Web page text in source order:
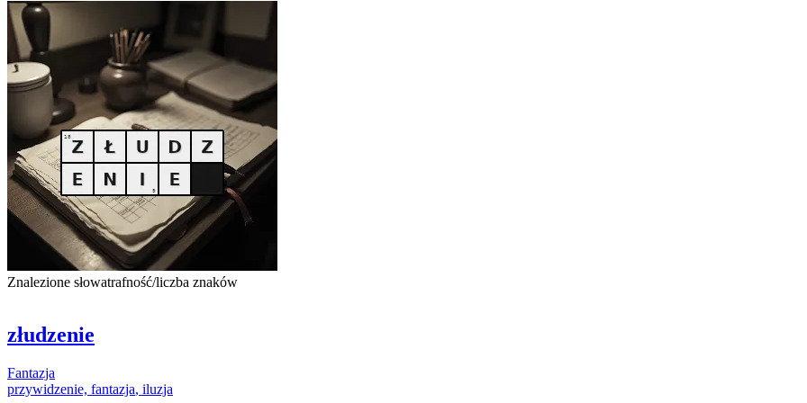
Znalezione słowatrafność/liczba znaków
złudzenie
Fantazja
przywidzenie, fantazja, iluzja